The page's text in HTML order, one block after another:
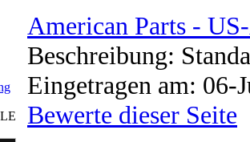
American Parts -
Beschreibung:
Eingetragen am:
Bewerte dieser Seite